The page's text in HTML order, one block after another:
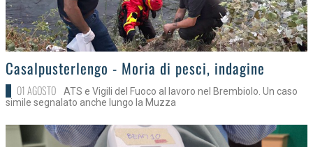
>
Casalpusterlengo - Moria di pesci, indagine
01 AGOSTO
ATS e Vigili del Fuoco al lavoro nel Brembiolo. Un caso
simile segnalato anche lungo la Muzza